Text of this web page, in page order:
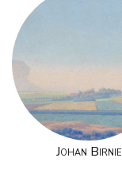
Johan Birnie